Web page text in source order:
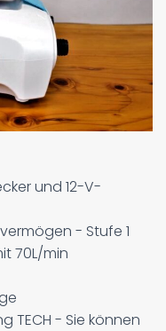
und 12-V-
- Stufe 1
70L/min
TECH - Sie können